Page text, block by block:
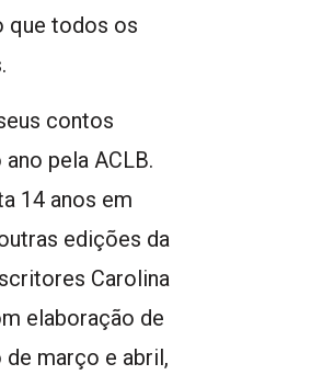
que todos os
contos
pela ACLB.
14 anos em
edições da
Carolina
elaboração de
março e abril,